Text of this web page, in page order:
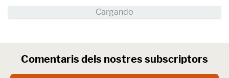
Comentaris dels nostres subscriptors